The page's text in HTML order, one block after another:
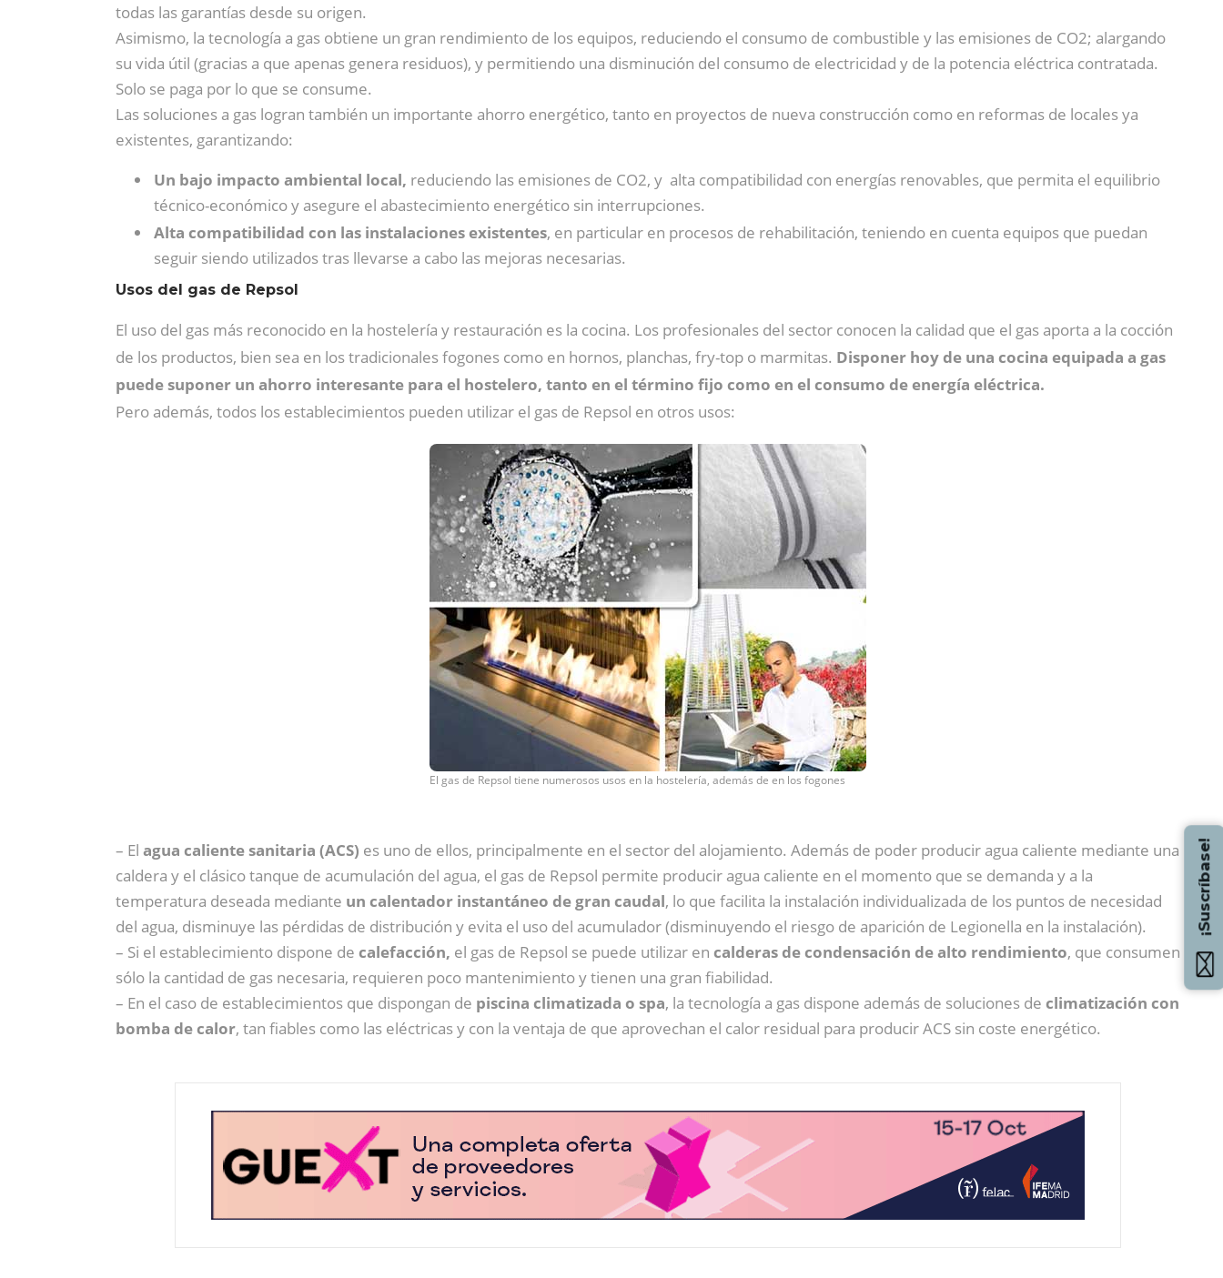
todas las garantías desde su origen.
Asimismo, la tecnología a gas obtiene un gran rendimiento de los equipos, reduciendo el consumo de combustible y las emisiones de CO2; alargando
su vida útil (gracias a que apenas genera residuos), y permitiendo una disminución del consumo de electricidad y de la potencia eléctrica contratada.
Solo se paga por lo que se consume.
Las soluciones a gas logran también un importante ahorro energético, tanto en proyectos de nueva construcción como en reformas de locales ya
existentes, garantizando:
Un bajo impacto ambiental local, reduciendo las emisiones de CO2, y alta compatibilidad con energías renovables, que permita el equilibrio
técnico-económico y asegure el abastecimiento energético sin interrupciones.
Alta compatibilidad con las instalaciones existentes, en particular en procesos de rehabilitación, teniendo en cuenta equipos que puedan
seguir siendo utilizados tras llevarse a cabo las mejoras necesarias.
Usos del gas de Repsol
El uso del gas más reconocido en la hostelería y restauración es la cocina. Los profesionales del sector conocen la calidad que el gas aporta a la cocción
de los productos, bien sea en los tradicionales fogones como en hornos, planchas, fry-top o marmitas. Disponer hoy de una cocina equipada a gas
puede suponer un ahorro interesante para el hostelero, tanto en el término fijo como en el consumo de energía eléctrica.
Pero además, todos los establecimientos pueden utilizar el gas de Repsol en otros usos:
El gas de Repsol tiene numerosos usos en la hostelería, además de en los fogones
– El agua caliente sanitaria (ACS) es uno de ellos, principalmente en el sector del alojamiento. Además de poder producir agua caliente mediante una
caldera y el clásico tanque de acumulación del agua, el gas de Repsol permite producir agua caliente en el momento que se demanda y a la
temperatura deseada mediante un calentador instantáneo de gran caudal, lo que facilita la instalación individualizada de los puntos de necesidad
del agua, disminuye las pérdidas de distribución y evita el uso del acumulador (disminuyendo el riesgo de aparición de Legionella en la instalación).
– Si el establecimiento dispone de calefacción, el gas de Repsol se puede utilizar en calderas de condensación de alto rendimiento, que consumen
sólo la cantidad de gas necesaria, requieren poco mantenimiento y tienen una gran fiabilidad.
– En el caso de establecimientos que dispongan de piscina climatizada o spa, la tecnología a gas dispone además de soluciones de climatización con
bomba de calor, tan fiables como las eléctricas y con la ventaja de que aprovechan el calor residual para producir ACS sin coste energético.
¡Suscríbase!